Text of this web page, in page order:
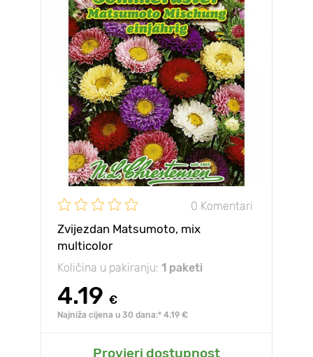
0 Komentari
Zvijezdan Matsumoto, mix
multicolor
Količina u pakiranju: 1 paketi
4.19 €
Najniža cijena u 30 dana:* 4.19 €
Provjeri dostupnost